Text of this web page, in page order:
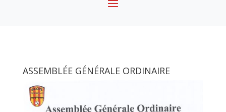
ASSEMBLÉE GÉNÉRALE ORDINAIRE